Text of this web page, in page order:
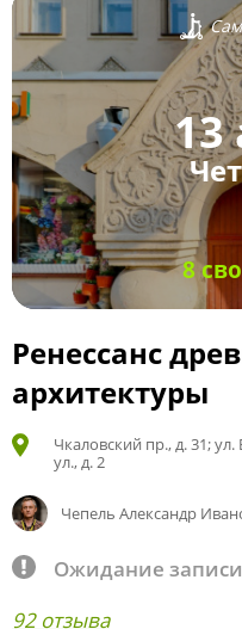
13
8
Ренессанс
архитектуры
Чкаловский пр., д. 31;
ул., д. 2
Чепель Александр
Ожидание записи
92 отзыва